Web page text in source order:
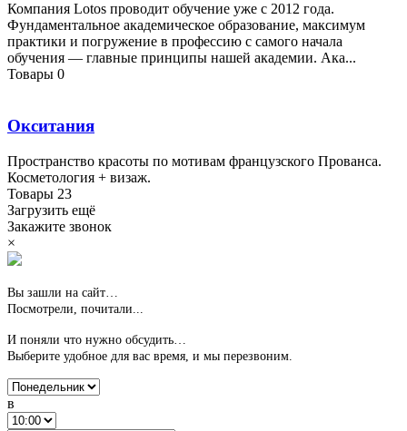
Компания Lotos проводит обучение уже с 2012 года.
Фундаментальное академическое образование, максимум
практики и погружение в профессию с самого начала
обучения — главные принципы нашей академии. Ака...
Товары 0
Окситания
Пространство красоты по мотивам французского Прованса.
Косметология + визаж.
Товары 23
Загрузить ещё
Закажите звонок
×
Вы зашли на сайт…
Посмотрели, почитали...
И поняли что нужно обсудить…
Выберите удобное для вас время, и мы перезвоним.
в